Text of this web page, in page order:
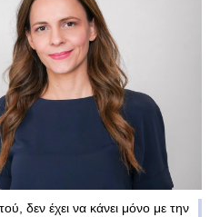
δεν έχει να κάνει μόνο με την